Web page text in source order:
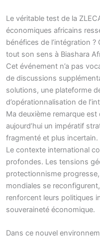
Le véritable test de la
économiques africains
bénéfices de l’intégration
tout son sens à Biashara
Cet événement n’a pas
de discussions
solutions, une plateforme
d’opérationnalisation de
Ma deuxième remarque
aujourd’hui un impératif
fragmenté et plus incertain.
Le contexte international
profondes. Les tensions
protectionnisme
mondiales se
renforcent leurs politiques
souveraineté économique.
Dans ce nouvel